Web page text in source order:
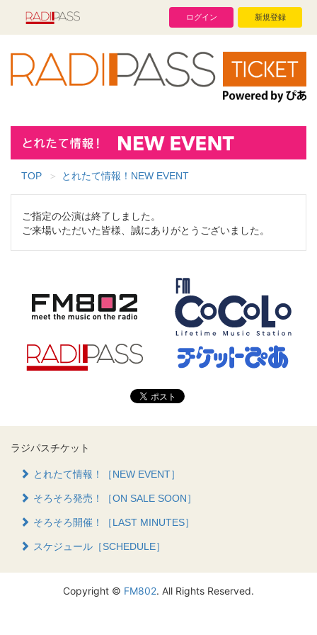
ログイン 新規登録
TOP とれたて情報！NEW EVENT
ご指定の公演は終了しました。
ご来場いただいた皆様、誠にありがとうございました。
ラジパスチケット
とれたて情報！［NEW EVENT］
そろそろ発売！［ON SALE SOON］
そろそろ開催！［LAST MINUTES］
スケジュール［SCHEDULE］
Copyright © FM802. All Rights Reserved.